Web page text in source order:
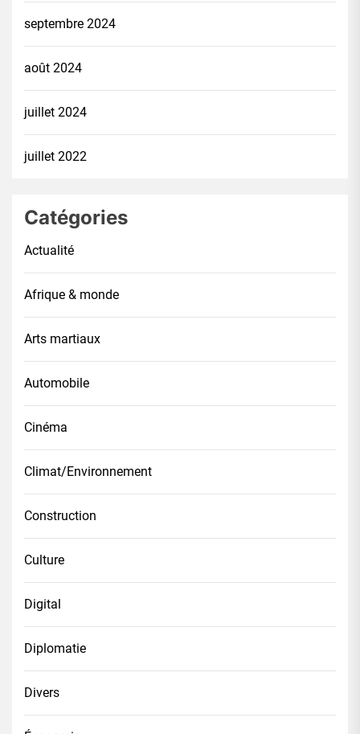
septembre 2024
août 2024
juillet 2024
juillet 2022
Catégories
Actualité
Afrique & monde
Arts martiaux
Automobile
Cinéma
Climat/Environnement
Construction
Culture
Digital
Diplomatie
Divers